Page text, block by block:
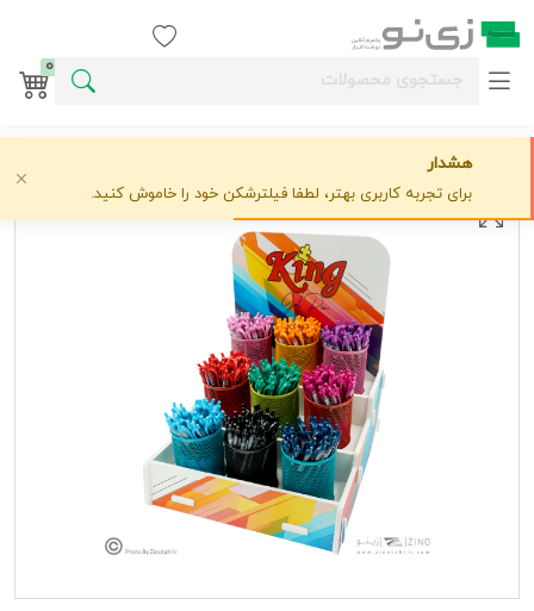
0
روان نویس›کینگ
هشدار
برای تجربه کاربری بهتر، لطفا فیلترشکن خود را خاموش کنید.